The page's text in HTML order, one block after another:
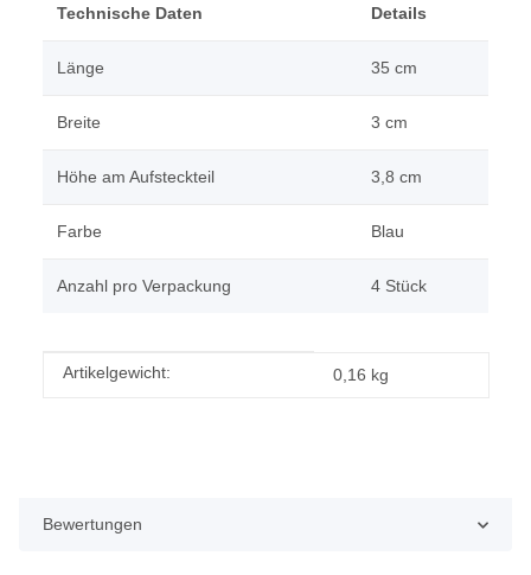
Technische Daten Details
Länge 35 cm
Breite 3 cm
Höhe am Aufsteckteil 3,8 cm
Farbe Blau
Anzahl pro Verpackung 4 Stück
Produkteigenschaft
Wert
Artikelgewicht: 0,16 kg
Bewertungen